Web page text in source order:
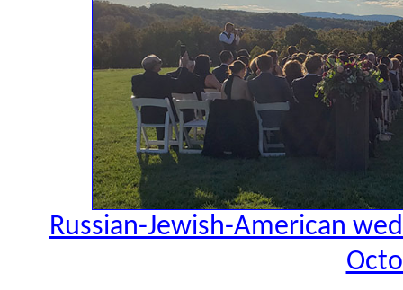
Russian-Jewish-American